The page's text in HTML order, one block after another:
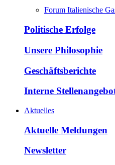
Forum Italienische
Politische Erfolge
Unsere Philosophie
Geschäftsberichte
Interne
Aktuelles
Aktuelle Meldungen
Newsletter